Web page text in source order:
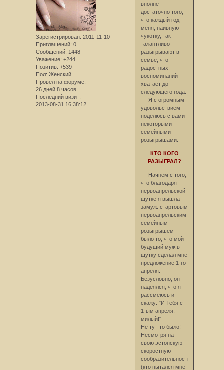
Зарегистрирован: 2011-11-10
Приглашений: 0
Сообщений: 1448
Уважение: +244
Позитив: +539
Пол: Женский
Провел на форуме:
26 дней 8 часов
Последний визит:
2013-08-31 16:38:12
вполне
достаточно того,
что каждый год
меня, наивную
чукотку, так
талантливо
разыгрывают в
семье, что
радостных
воспоминаний
хватает до
следующего года.
Я с огромным
удовольствием
поделюсь с вами
некоторыми
семейными
розыгрышами.
КТО КОГО
РАЗЫГРАЛ?
Начнем с того,
что благодаря
первоапрельской
шутке я вышла
замуж: стартовым
первоапрельским
семейным
розыгрышем
было то, что мой
будущий муж в
шутку сделал мне
предложение 1-го
апреля.
Безусловно, он
надеялся, что я
рассмеюсь и
скажу: "И Тебя с
1-ым апреля,
милый!"
Не тут-то было!
Несмотря на
свою эстонскую
скоростную
сообразительность
(кто пытался мне